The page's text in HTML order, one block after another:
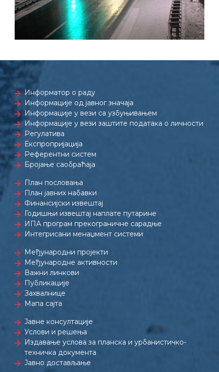
Информатор о раду
Информације од јавног значаја
Информације у вези са узбуњивањем
Информације у вези заштите података о личности
Регулатива
Експропријација
Референтни систем
Бројање саобраћаја
План пословања
План јавних набавки
Финансијски извештај
Годишњи извештај наплате путарине
ИПА програм прекограничне сарадње
Интегрисани менаџмент системи
Међународни пројекти
Међународне активности
Важни линкови
Публикације
Захвалнице
Мапа сајта
Јавне консултације
Услови и решења
Издавање услова за планска и урбанистичко-
техничка документа
Јавно достављање